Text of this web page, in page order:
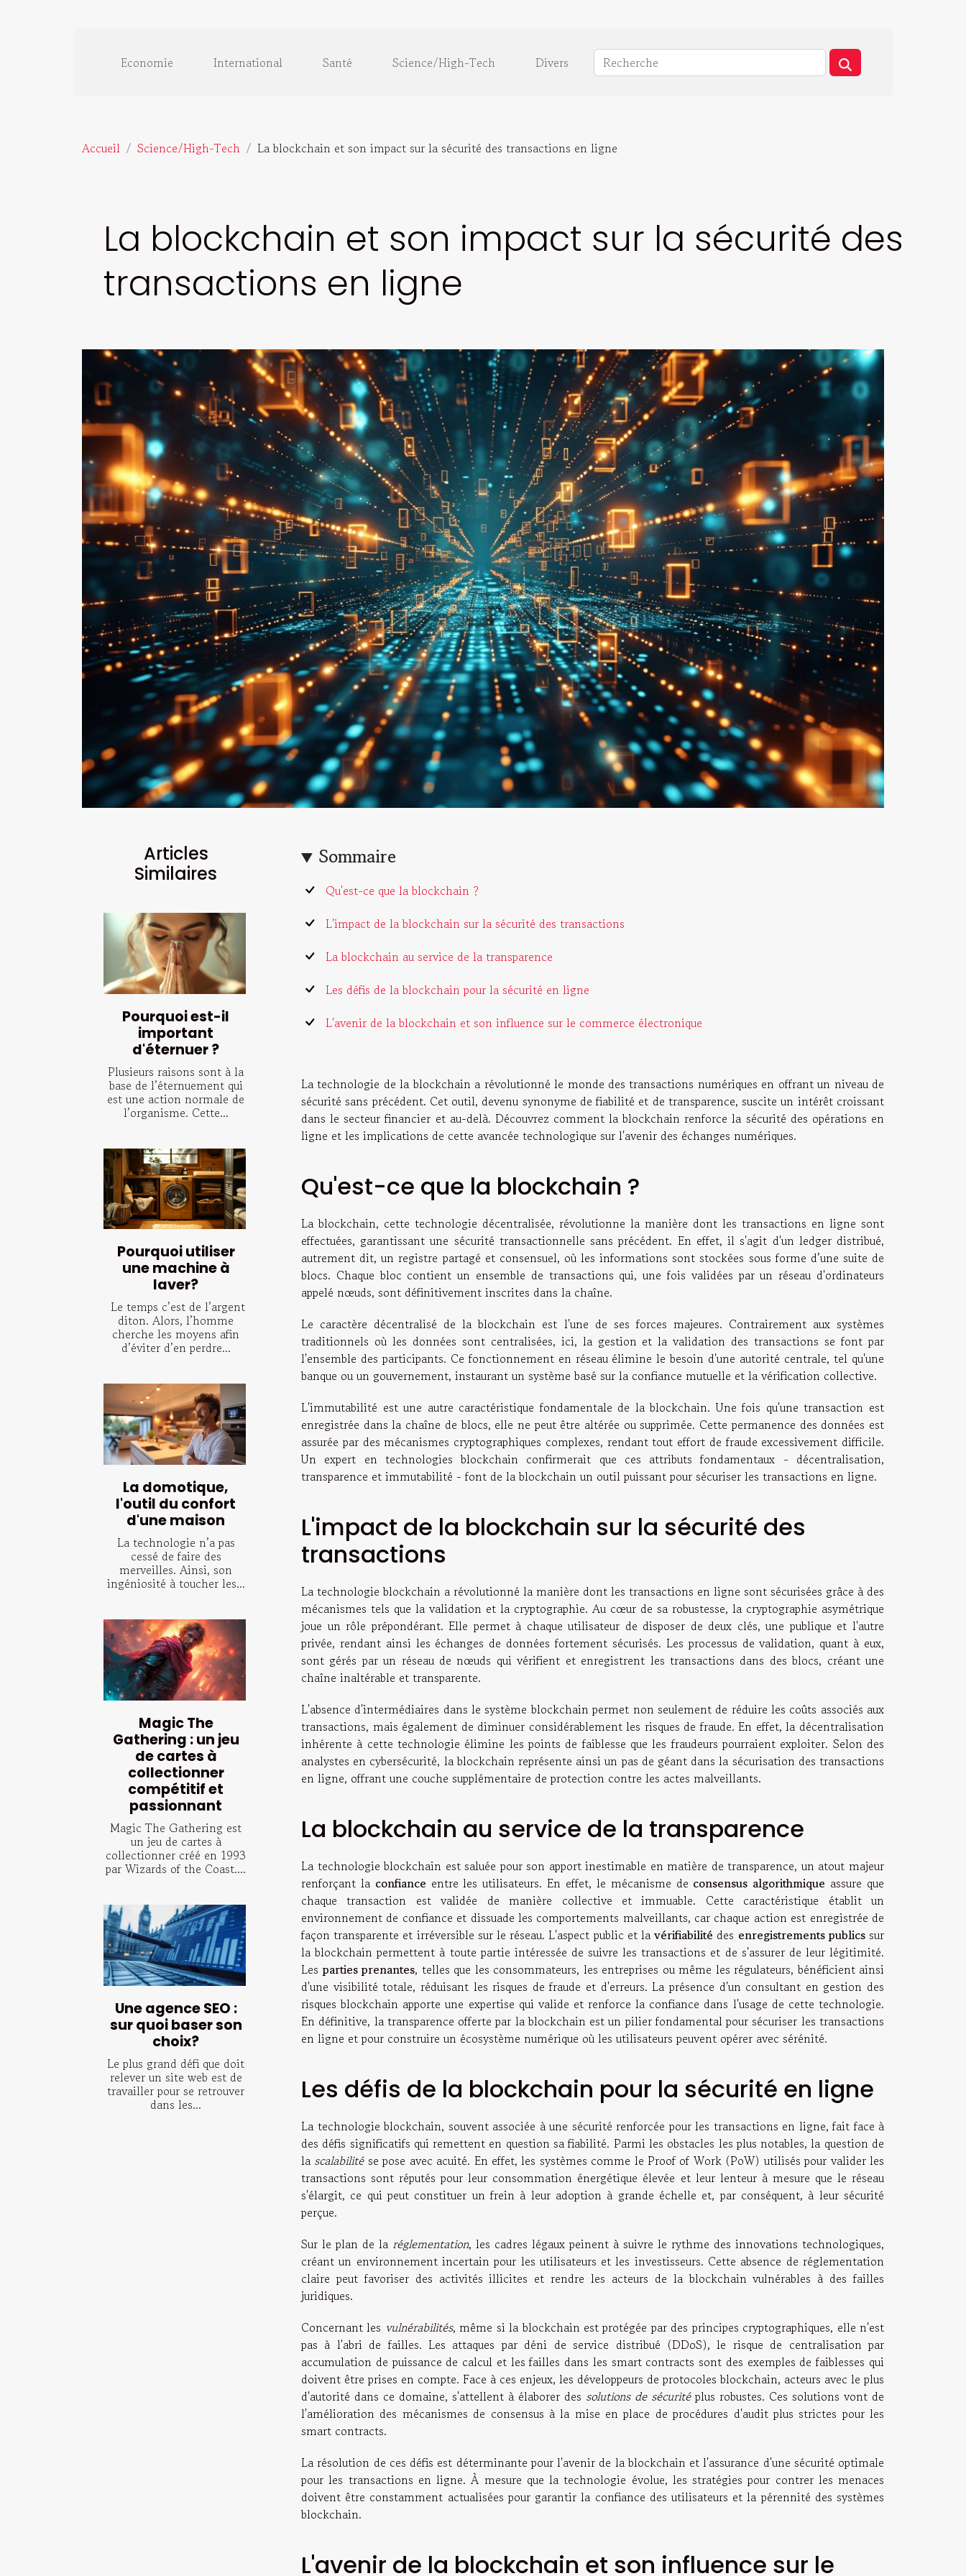
Economie International Santé Science/High-Tech Divers
Accueil Science/High-Tech La blockchain et son impact sur la sécurité des transactions en ligne
La blockchain et son impact sur la sécurité des
transactions en ligne
Articles
Similaires
Pourquoi est-il
important
d'éternuer ?
Plusieurs raisons sont à la
base de l’éternuement qui
est une action normale de
l’organisme. Cette...
Pourquoi utiliser
une machine à
laver?
Le temps c’est de l’argent
diton. Alors, l’homme
cherche les moyens afin
d’éviter d’en perdre...
La domotique,
l'outil du confort
d'une maison
La technologie n’a pas
cessé de faire des
merveilles. Ainsi, son
ingéniosité à toucher les...
Magic The
Gathering : un jeu
de cartes à
collectionner
compétitif et
passionnant
Magic The Gathering est
un jeu de cartes à
collectionner créé en 1993
par Wizards of the Coast....
Une agence SEO :
sur quoi baser son
choix?
Le plus grand défi que doit
relever un site web est de
travailler pour se retrouver
dans les...
Sommaire
Qu'est-ce que la blockchain ?
L'impact de la blockchain sur la sécurité des transactions
La blockchain au service de la transparence
Les défis de la blockchain pour la sécurité en ligne
L'avenir de la blockchain et son influence sur le commerce électronique
La technologie de la blockchain a révolutionné le monde des transactions numériques en offrant un niveau de
sécurité sans précédent. Cet outil, devenu synonyme de fiabilité et de transparence, suscite un intérêt croissant
dans le secteur financier et au-delà. Découvrez comment la blockchain renforce la sécurité des opérations en
ligne et les implications de cette avancée technologique sur l'avenir des échanges numériques.
Qu'est-ce que la blockchain ?
La blockchain, cette technologie décentralisée, révolutionne la manière dont les transactions en ligne sont
effectuées, garantissant une sécurité transactionnelle sans précédent. En effet, il s'agit d'un ledger distribué,
autrement dit, un registre partagé et consensuel, où les informations sont stockées sous forme d’une suite de
blocs. Chaque bloc contient un ensemble de transactions qui, une fois validées par un réseau d'ordinateurs
appelé nœuds, sont définitivement inscrites dans la chaîne.
Le caractère décentralisé de la blockchain est l'une de ses forces majeures. Contrairement aux systèmes
traditionnels où les données sont centralisées, ici, la gestion et la validation des transactions se font par
l'ensemble des participants. Ce fonctionnement en réseau élimine le besoin d'une autorité centrale, tel qu'une
banque ou un gouvernement, instaurant un système basé sur la confiance mutuelle et la vérification collective.
L'immutabilité est une autre caractéristique fondamentale de la blockchain. Une fois qu'une transaction est
enregistrée dans la chaîne de blocs, elle ne peut être altérée ou supprimée. Cette permanence des données est
assurée par des mécanismes cryptographiques complexes, rendant tout effort de fraude excessivement difficile.
Un expert en technologies blockchain confirmerait que ces attributs fondamentaux - décentralisation,
transparence et immutabilité - font de la blockchain un outil puissant pour sécuriser les transactions en ligne.
L'impact de la blockchain sur la sécurité des
transactions
La technologie blockchain a révolutionné la manière dont les transactions en ligne sont sécurisées grâce à des
mécanismes tels que la validation et la cryptographie. Au cœur de sa robustesse, la cryptographie asymétrique
joue un rôle prépondérant. Elle permet à chaque utilisateur de disposer de deux clés, une publique et l'autre
privée, rendant ainsi les échanges de données fortement sécurisés. Les processus de validation, quant à eux,
sont gérés par un réseau de nœuds qui vérifient et enregistrent les transactions dans des blocs, créant une
chaîne inaltérable et transparente.
L'absence d'intermédiaires dans le système blockchain permet non seulement de réduire les coûts associés aux
transactions, mais également de diminuer considérablement les risques de fraude. En effet, la décentralisation
inhérente à cette technologie élimine les points de faiblesse que les fraudeurs pourraient exploiter. Selon des
analystes en cybersécurité, la blockchain représente ainsi un pas de géant dans la sécurisation des transactions
en ligne, offrant une couche supplémentaire de protection contre les actes malveillants.
La blockchain au service de la transparence
La technologie blockchain est saluée pour son apport inestimable en matière de transparence, un atout majeur
renforçant la confiance entre les utilisateurs. En effet, le mécanisme de consensus algorithmique assure que
chaque transaction est validée de manière collective et immuable. Cette caractéristique établit un
environnement de confiance et dissuade les comportements malveillants, car chaque action est enregistrée de
façon transparente et irréversible sur le réseau. L'aspect public et lavérifiabilité des enregistrements publicssur
la blockchain permettent à toute partie intéressée de suivre les transactions et de s'assurer de leur légitimité.
Les parties prenantes, telles que les consommateurs, les entreprises ou même les régulateurs, bénéficient ainsi
d'une visibilité totale, réduisant les risques de fraude et d'erreurs. La présence d'un consultant en gestion des
risques blockchain apporte une expertise qui valide et renforce la confiance dans l'usage de cette technologie.
En définitive, la transparence offerte par la blockchain est un pilier fondamental pour sécuriser les transactions
en ligne et pour construire un écosystème numérique où les utilisateurs peuvent opérer avec sérénité.
Les défis de la blockchain pour la sécurité en ligne
La technologie blockchain, souvent associée à une sécurité renforcée pour les transactions en ligne, fait face à
des défis significatifs qui remettent en question sa fiabilité. Parmi les obstacles les plus notables, la question de
la scalabilitése pose avec acuité. En effet, les systèmes comme le Proof of Work (PoW) utilisés pour valider les
transactions sont réputés pour leur consommation énergétique élevée et leur lenteur à mesure que le réseau
s'élargit, ce qui peut constituer un frein à leur adoption à grande échelle et, par conséquent, à leur sécurité
perçue.
Sur le plan de la réglementation, les cadres légaux peinent à suivre le rythme des innovations technologiques,
créant un environnement incertain pour les utilisateurs et les investisseurs. Cette absence de réglementation
claire peut favoriser des activités illicites et rendre les acteurs de la blockchain vulnérables à des failles
juridiques.
Concernant les vulnérabilités, même si la blockchain est protégée par des principes cryptographiques, elle n'est
pas à l'abri de failles. Les attaques par déni de service distribué (DDoS), le risque de centralisation par
accumulation de puissance de calcul et les failles dans les smart contracts sont des exemples de faiblesses qui
doivent être prises en compte. Face à ces enjeux, les développeurs de protocoles blockchain, acteurs avec le plus
d'autorité dans ce domaine, s'attellent à élaborer des solutions de sécuritéplus robustes. Ces solutions vont de
l'amélioration des mécanismes de consensus à la mise en place de procédures d'audit plus strictes pour les
smart contracts.
La résolution de ces défis est déterminante pour l'avenir de la blockchain et l'assurance d'une sécurité optimale
pour les transactions en ligne. À mesure que la technologie évolue, les stratégies pour contrer les menaces
doivent être constamment actualisées pour garantir la confiance des utilisateurs et la pérennité des systèmes
blockchain.
L'avenir de la blockchain et son influence sur le